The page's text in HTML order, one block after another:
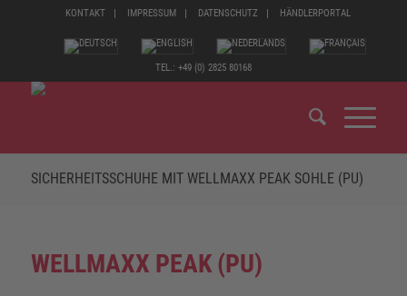
KONTAKT IMPRESSUM DATENSCHUTZ HÄNDLERPORTAL
TEL.: +49 (0) 2825 80168
SICHERHEITSSCHUHE MIT WELLMAXX PEAK SOHLE (PU)
WELLMAXX PEAK (PU)